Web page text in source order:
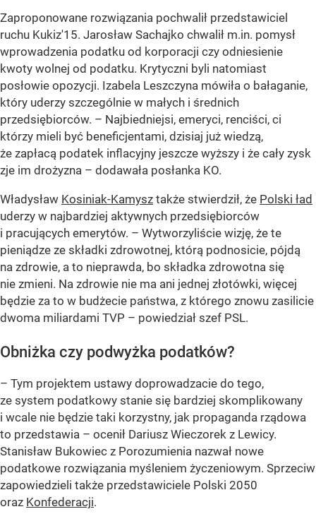
Zaproponowane rozwiązania pochwalił przedstawiciel
ruchu Kukiz'15. Jarosław Sachajko chwalił m.in. pomysł
wprowadzenia podatku od korporacji czy odniesienie
kwoty wolnej od podatku. Krytyczni byli natomiast
posłowie opozycji. Izabela Leszczyna mówiła o bałaganie,
który uderzy szczególnie w małych i średnich
przedsiębiorców. – Najbiedniejsi, emeryci, renciści, ci
którzy mieli być beneficjentami, dzisiaj już wiedzą,
że zapłacą podatek inflacyjny jeszcze wyższy i że cały zysk
zje im drożyzna – dodawała posłanka KO.
Władysław Kosiniak-Kamysz także stwierdził, że Polski ład
uderzy w najbardziej aktywnych przedsiębiorców
i pracujących emerytów. – Wytworzyliście wizję, że te
pieniądze ze składki zdrowotnej, którą podnosicie, pójdą
na zdrowie, a to nieprawda, bo składka zdrowotna się
nie zmieni. Na zdrowie nie ma ani jednej złotówki, więcej
będzie za to w budżecie państwa, z którego znowu zasilicie
dwoma miliardami TVP – powiedział szef PSL.
Obniżka czy podwyżka podatków?
– Tym projektem ustawy doprowadzacie do tego,
ze system podatkowy stanie się bardziej skomplikowany
i wcale nie będzie taki korzystny, jak propaganda rządowa
to przedstawia – ocenił Dariusz Wieczorek z Lewicy.
Stanisław Bukowiec z Porozumienia nazwał nowe
podatkowe rozwiązania myśleniem życzeniowym. Sprzeciw
zapowiedzieli także przedstawiciele Polski 2050
oraz Konfederacji.